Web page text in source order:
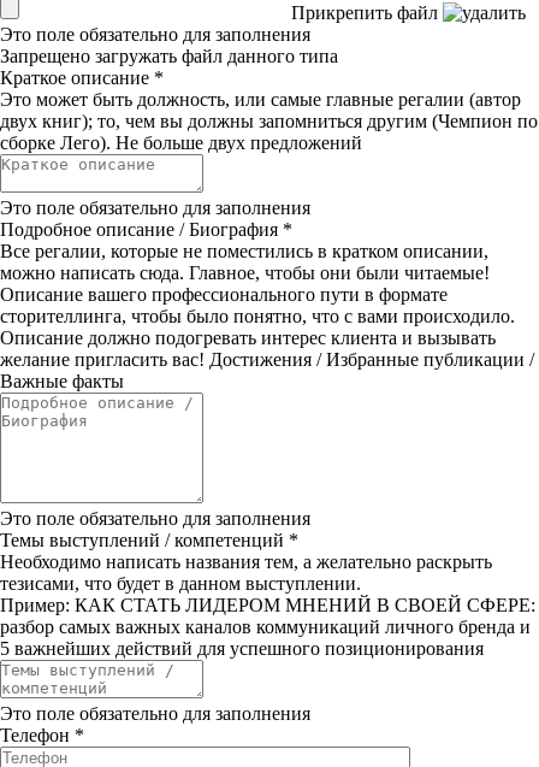
Прикрепить файл
Это поле обязательно для заполнения
Запрещено загружать файл данного типа
Краткое описание *
Это может быть должность, или самые главные регалии (автор
двух книг); то, чем вы должны запомниться другим (Чемпион по
сборке Лего). Не больше двух предложений
Это поле обязательно для заполнения
Подробное описание / Биография *
Все регалии, которые не поместились в кратком описании,
можно написать сюда. Главное, чтобы они были читаемые!
Описание вашего профессионального пути в формате
сторителлинга, чтобы было понятно, что с вами происходило.
Описание должно подогревать интерес клиента и вызывать
желание пригласить вас! Достижения / Избранные публикации /
Важные факты
Это поле обязательно для заполнения
Темы выступлений / компетенций *
Необходимо написать названия тем, а желательно раскрыть
тезисами, что будет в данном выступлении.
Пример: КАК СТАТЬ ЛИДЕРОМ МНЕНИЙ В СВОЕЙ СФЕРЕ:
разбор самых важных каналов коммуникаций личного бренда и
5 важнейших действий для успешного позиционирования
Это поле обязательно для заполнения
Телефон *